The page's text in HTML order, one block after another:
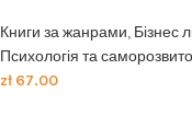
Книги за жанрами, Бізнес
Психологія та
zł 67.00